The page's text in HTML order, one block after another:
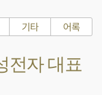
기타 어록
전자 대표